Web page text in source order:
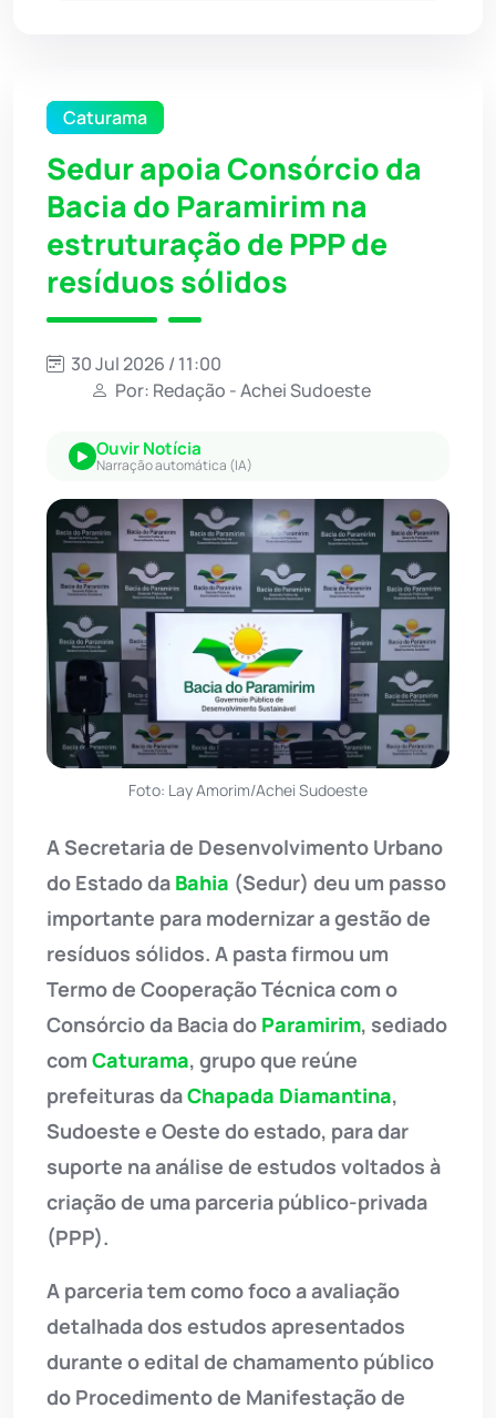
Caturama
Sedur apoia Consórcio da
Bacia do Paramirim na
estruturação de PPP de
resíduos sólidos
30 Jul 2026 / 11:00
Por: Redação - Achei Sudoeste
Ouvir Notícia
Narração automática (IA)
Foto: Lay Amorim/Achei Sudoeste
A Secretaria de Desenvolvimento Urbano
do Estado da Bahia (Sedur) deu um passo
importante para modernizar a gestão de
resíduos sólidos. A pasta firmou um
Termo de Cooperação Técnica com o
Consórcio da Bacia do Paramirim, sediado
com Caturama, grupo que reúne
prefeituras daChapada Diamantina,
Sudoeste e Oeste do estado, para dar
suporte na análise de estudos voltados à
criação de uma parceria público-privada
(PPP).
A parceria tem como foco a avaliação
detalhada dos estudos apresentados
durante o edital de chamamento público
do Procedimento de Manifestação de